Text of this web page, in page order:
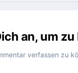
an, um
verfassen zu